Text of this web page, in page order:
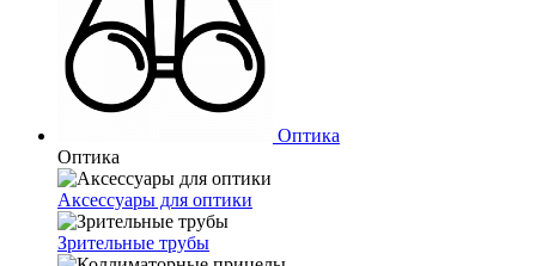
Оптика
Оптика
Аксессуары для оптики
Зрительные трубы